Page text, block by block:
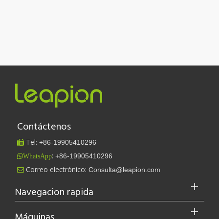
Leapion actualmente exhibe sus equipos láser en el stand
Contáctenos
 Tel: +86-19905410296
WhatsApp: +86-19905410296
 Correo electrónico: Consulta@leapion.com
Navegacion rapida
Máquinas